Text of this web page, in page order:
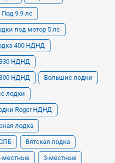
Под 9.9 лс
под мотор 5 лс
400 НДНД
НДНД
НДНД Большие лодки
лодки
Roger НДНД
лодка
Вятская лодка
местные 3-местные